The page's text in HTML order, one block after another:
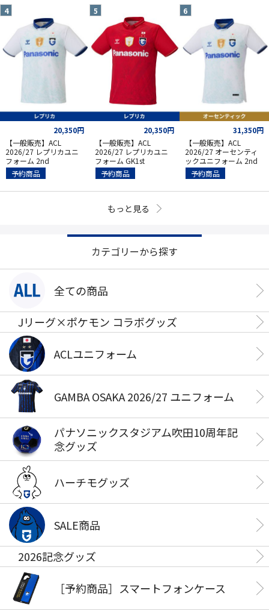
20,350円
【一般販売】ACL
2026/27 レプリカユニ
フォーム 2nd
予約商品
20,350円
【一般販売】ACL
2026/27 レプリカユニ
フォーム GK1st
予約商品
31,350円
【一般販売】ACL
2026/27 オーセンティ
ックユニフォーム 2nd
予約商品
もっと見る
カテゴリーから探す
全ての商品
Jリーグ×ポケモン コラボグッズ
ACLユニフォーム
GAMBA OSAKA 2026/27 ユニフォーム
パナソニックスタジアム吹田10周年記
念グッズ
ハーチモグッズ
SALE商品
2026記念グッズ
［予約商品］スマートフォンケース